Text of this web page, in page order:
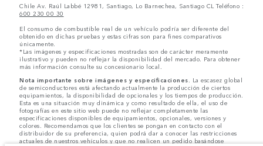
Chile Av. Raúl Labbé 12981, Santiago, Lo Barnechea, Santiago CL Teléfono :
600 230 00 30
El consumo de combustible real de un vehículo podría ser diferente del
obtenido en dichas pruebas y estas cifras son para fines comparativos
únicamente.
*Las imágenes y especificaciones mostradas son de carácter meramente
ilustrativo y pueden no reflejar la disponibilidad del mercado. Para obtener
más información consulte su concesionario local.
Nota importante sobre imágenes y especificaciones. La escasez global
de semiconductores está afectando actualmente la producción de ciertos
equipamientos, la disponibilidad de opcionales y los tiempos de producción.
Esta es una situación muy dinámica y como resultado de ella, el uso de
fotografías en este sitio web puede no reflejar completamente las
especificaciones disponibles de equipamientos, opcionales, versiones y
colores. Recomendamos que los clientes se pongan en contacto con el
distribuidor de su preferencia, quien podrá dar a conocer las restricciones
actuales de nuestros vehículos y que no realicen un pedido basándose